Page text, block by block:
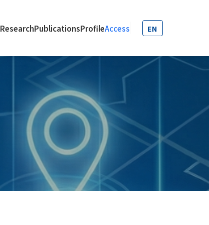
ResearchPublicationsProfileAccess EN